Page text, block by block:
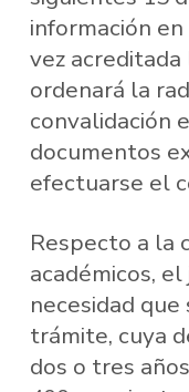
información
vez acreditada
ordenará la
convalidación
documentos
efectuarse el
Respecto a la
académicos,
necesidad
trámite, cuya
dos o tres